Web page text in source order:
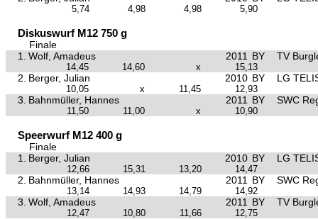
5,74 4,98 4,98 5,90
Diskuswurf M12 750 g
Finale
1.
Wolf, Amadeus 2011 BY TV
14,45 14,60 x 15,13
2. Berger, Julian 2010 BY LG
10,05 x 11,45 12,93
3. Bahnmüller, Hannes 2011 BY SWC
11,50 11,00 x 10,90
Speerwurf M12 400 g
Finale
1.
Berger, Julian 2010 BY LG
12,66 15,31 13,20 14,47
2. Bahnmüller, Hannes 2011 BY SWC
13,14 14,93 14,79 14,92
3. Wolf, Amadeus 2011 BY TV
12,47 10,80 11,66 12,75